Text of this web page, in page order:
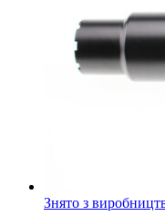
Знято з